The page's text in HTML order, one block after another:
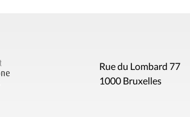
Rue du Lombard 77
1000 Bruxelles